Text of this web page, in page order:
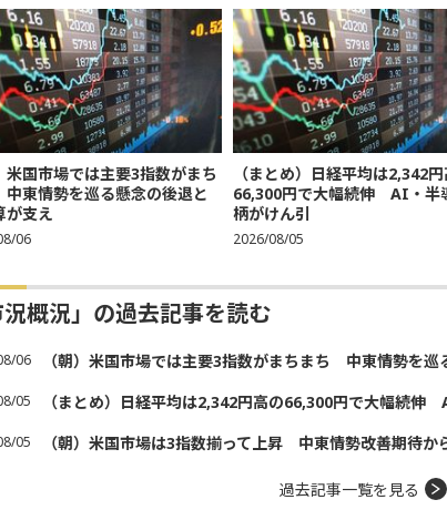
米国市場では主要3指数がまち
東情勢を巡る懸念の後退と
が支え
06
（まとめ）日経平均は2,342
66,300円で大幅続伸 AI・半
柄がけん引
2026/08/05
況概況」の過去記事を読む
06 （朝）米国市場では主要3指数がまちまち 中東情勢を巡
05 （まとめ）日経平均は2,342円高の66,300円で大幅続伸
05 （朝）米国市場は3指数揃って上昇 中東情勢改善期待か
過去記事一覧を見る